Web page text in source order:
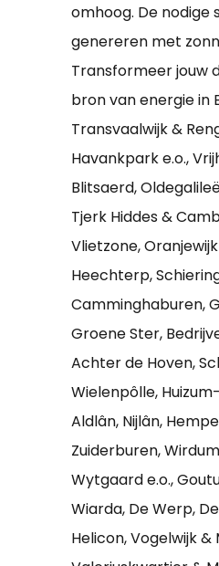
omhoog. De nodige
genereren met
Transformeer jouw
bron van energie in
Transvaalwijk &
Havankpark e.o.,
Blitsaerd,
Tjerk Hiddes &
Vlietzone,
Heechterp,
Camminghaburen,
Groene Ster,
Achter de Hoven,
Wielenpôlle,
Aldlân, Nijlân,
Zuiderburen,
Wytgaard e.o.,
Wiarda, De Werp,
Helicon, Vogelwijk &